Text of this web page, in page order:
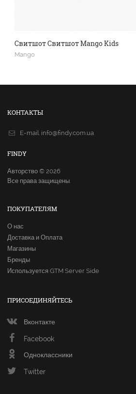
Свитшот Свитшот Mango Kids
Mango
КОНТАКТЫ
E-mail. info@findy.com.ua
FINDY
Авторство © 2026
Все права защищены.
ПОКУПАТЕЛЯМ
О нас
Доставка и Оплата
Магазины
Бренды
Используется GTM Server Side
ПРИСОЕДИНЯЙТЕСЬ
Вконтакте
Facebook
Одноклассники
Twitter